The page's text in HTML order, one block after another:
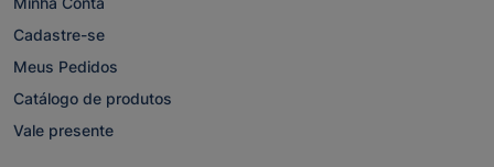
Cadastre-se
Meus Pedidos
Catálogo de produtos
Vale presente